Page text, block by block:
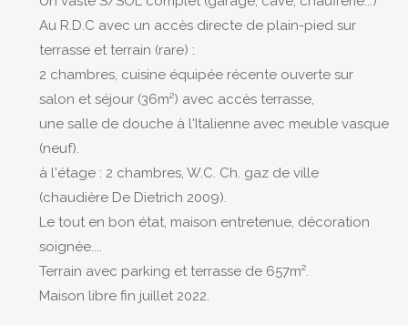
Au R.D.C avec un accès directe de plain-pied sur
terrasse et terrain (rare) :
2 chambres, cuisine équipée récente ouverte sur
salon et séjour (36m²) avec accès terrasse,
une salle de douche à l'Italienne avec meuble vasque
(neuf).
à l'étage : 2 chambres, W.C. Ch. gaz de ville
(chaudière De Dietrich 2009).
Le tout en bon état, maison entretenue, décoration
soignée....
Terrain avec parking et terrasse de 657m².
Maison libre fin juillet 2022.